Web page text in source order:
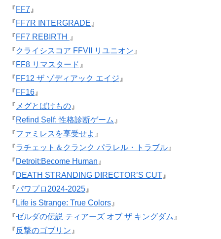
『FF7 』
『FF7R INTERGRADE 』
『FF7 REBIRTH
』
『クライシスコア FFVII リユニオン 』
『FF8 リマスタード 』
『FF12 ザ ゾディアック エイジ 』
『FF16 』
『 メグとばけもの 』
『Refind Self: 性格診断ゲーム 』
『ファミレスを享受せよ 』
『ラチェット＆クランク パラレル・トラブル 』
『Detroit:Become Human 』
『DEATH STRANDING DIRECTOR’S CUT 』
『パワプロ2024-2025 』
『 Life is Strange: True Colors 』
『ゼルダの伝説 ティアーズ オブ ザ キングダム 』
『反撃のゴブリン 』